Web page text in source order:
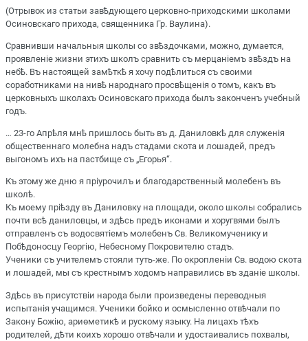
(Отрывок из статьи завѣдующего церковно-приходскими школами
Осиновскаго прихода, священника Гр. Ваулина).
Сравнивши начальныя школы со звѣздочками, можно, думается,
проявленіе жизни этихъ школъ сравнить съ мерцаніемъ звѣздъ на
небѣ. Въ настоящей замѣткѣ я хочу подѣлиться съ своими
соработниками на нивѣ народнаго просвѣщенія о томъ, какъ въ
церковныхъ школахъ Осиновскаго прихода былъ законченъ учебный
годъ.
… 23-го Апрѣля мнѣ пришлось быть въ д. Даниловкѣ для служенія
общественнаго молебна надъ стадами скота и лошадей, предъ
выгономъ ихъ на пастбище съ „Егорья“.
Къ этому же дню я пріурочилъ и благодарственный молебенъ въ
школѣ.
Къ моему пріѣзду въ Даниловку на площади, около школы собрались
почти всѣ даниловцы, и здѣсь предъ иконами и хоругвями былъ
отправленъ съ водосвятіемъ молебенъ Св. Великомученику и
Побѣдоносцу Георгію, Небесному Покровителю стадъ.
Ученики съ учителемъ стояли туть-же. По окропленіи Св. водою скота
и лошадей, мы съ крестнымъ ходомъ направились въ зданіе школы.
Здѣсь въ присутствіи народа были произведены переводныя
испытанія учащимся. Ученики бойко и осмысленно отвѣчали по
Закону Божію, ариѳметикѣ и рускому языку. На лицахъ тѣхъ
родителей, дѣти коихъ хорошо отвѣчали и удостаивались похвалы,